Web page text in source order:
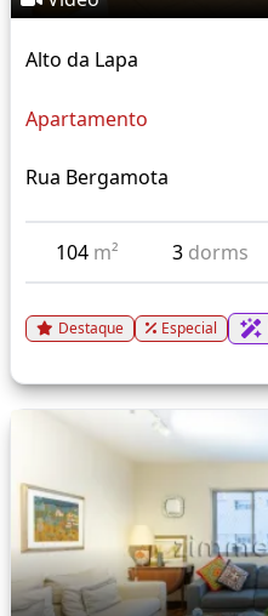
Alto da Lapa
Apartamento
Rua Bergamota
104 m² 3 dorms
Destaque Especial